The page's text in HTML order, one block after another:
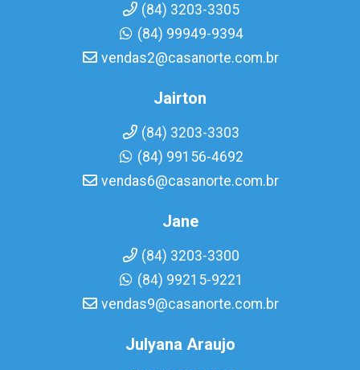
(84) 3203-3305
(84) 99949-9394
vendas2@casanorte.com.br
Jairton
(84) 3203-3303
(84) 99156-4692
vendas6@casanorte.com.br
Jane
(84) 3203-3300
(84) 99215-9221
vendas9@casanorte.com.br
Julyana Araujo